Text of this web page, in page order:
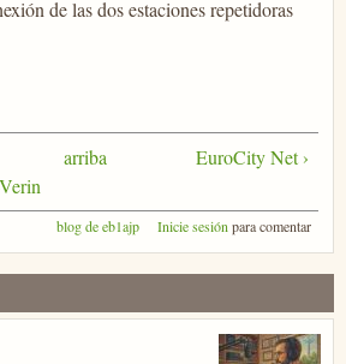
de las dos estaciones repetidoras
arriba EuroCity Net ›
blog de eb1ajp Inicie sesión para comentar